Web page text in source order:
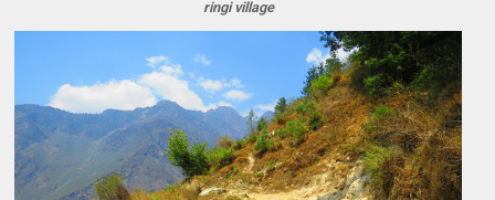
ringi village